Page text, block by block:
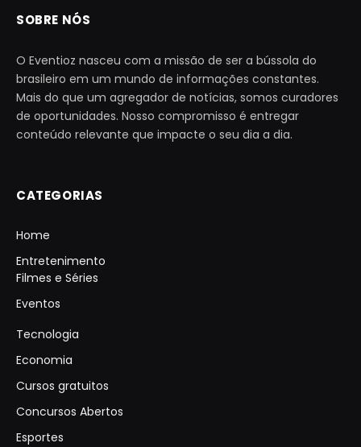
SOBRE NÓS
O Eventioz nasceu com a missão de ser a bússola do
brasileiro em um mundo de informações constantes.
Mais do que um agregador de notícias, somos curadores
de oportunidades. Nosso compromisso é entregar
conteúdo relevante que impacte o seu dia a dia.
CATEGORIAS
Home
Entretenimento
Filmes e Séries
Eventos
Tecnologia
Economia
Cursos gratuitos
Concursos Abertos
Esportes